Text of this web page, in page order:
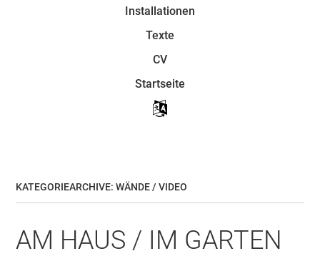
Installationen
Texte
CV
Startseite
KATEGORIEARCHIVE:WÄNDE / VIDEO
AM HAUS / IM GARTEN